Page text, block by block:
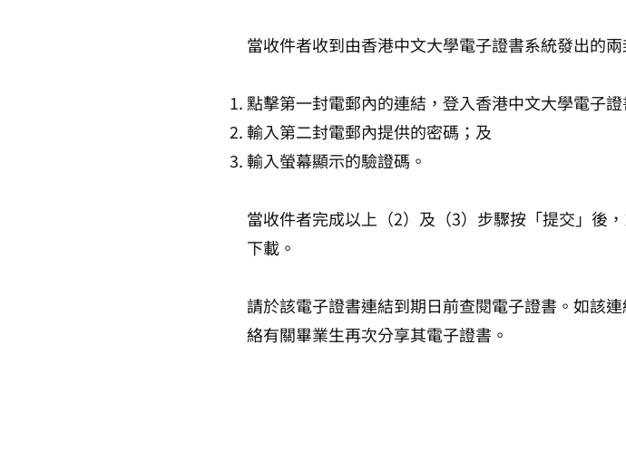
當收件者收到由香港中文大學電子證書系統發出的
點擊第一封電郵內的連結，登入香港中文大學電子證
輸入第二封電郵內提供的密碼；及
輸入螢幕顯示的驗證碼。
當收件者完成以上（2）及（3）步驟按「提交」後
下載。
請於該電子證書連結到期日前查閱電子證書。如該
絡有關畢業生再次分享其電子證書。